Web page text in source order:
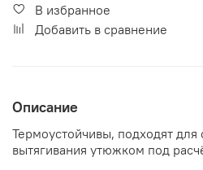
В избранное
Добавить в сравнение
Описание
Термоустойчивы, подходят
вытягивания утюжком под